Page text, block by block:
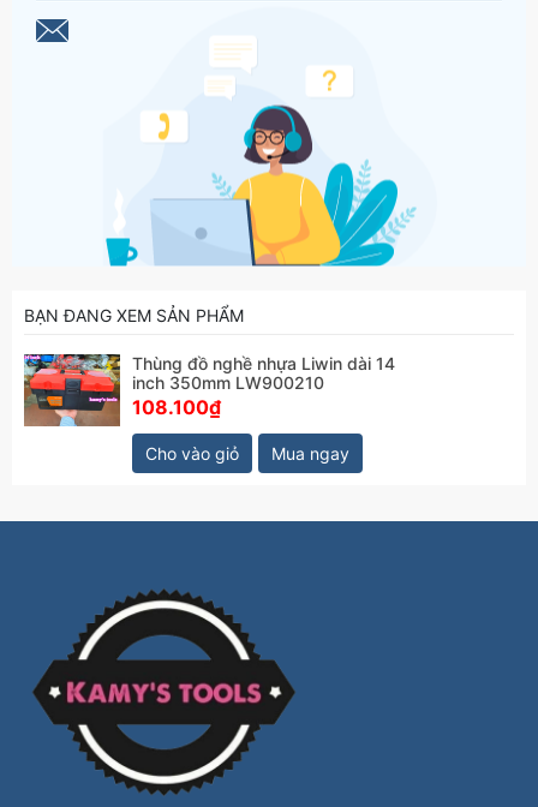
BẠN ĐANG XEM SẢN PHẨM
Thùng đồ nghề nhựa Liwin dài 14
inch 350mm LW900210
108.100₫
Cho vào giỏ Mua ngay